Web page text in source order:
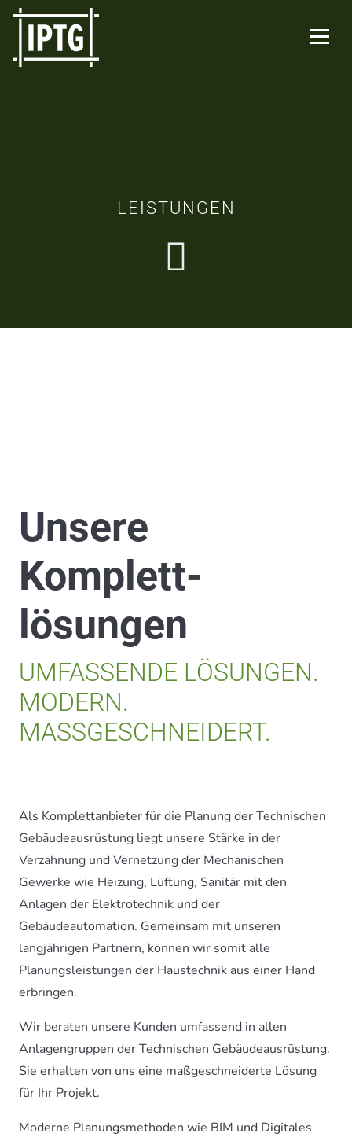
LEISTUNGEN
Unsere
Komplett­
lösungen
UMFASSENDE LÖSUNGEN.
MODERN.
MASSGESCHNEIDERT.
Als Komplettanbieter für die Planung der Technischen
Gebäudeausrüstung liegt unsere Stärke in der
Verzahnung und Vernetzung der Mechanischen
Gewerke wie Heizung, Lüftung, Sanitär mit den
Anlagen der Elektrotechnik und der
Gebäudeautomation. Gemeinsam mit unseren
langjährigen Partnern, können wir somit alle
Planungsleistungen der Haustechnik aus einer Hand
erbringen.
Wir beraten unsere Kunden umfassend in allen
Anlagengruppen der Technischen Gebäudeausrüstung.
Sie erhalten von uns eine maßgeschneiderte Lösung
für Ihr Projekt.
Moderne Planungsmethoden wie BIM und Digitales